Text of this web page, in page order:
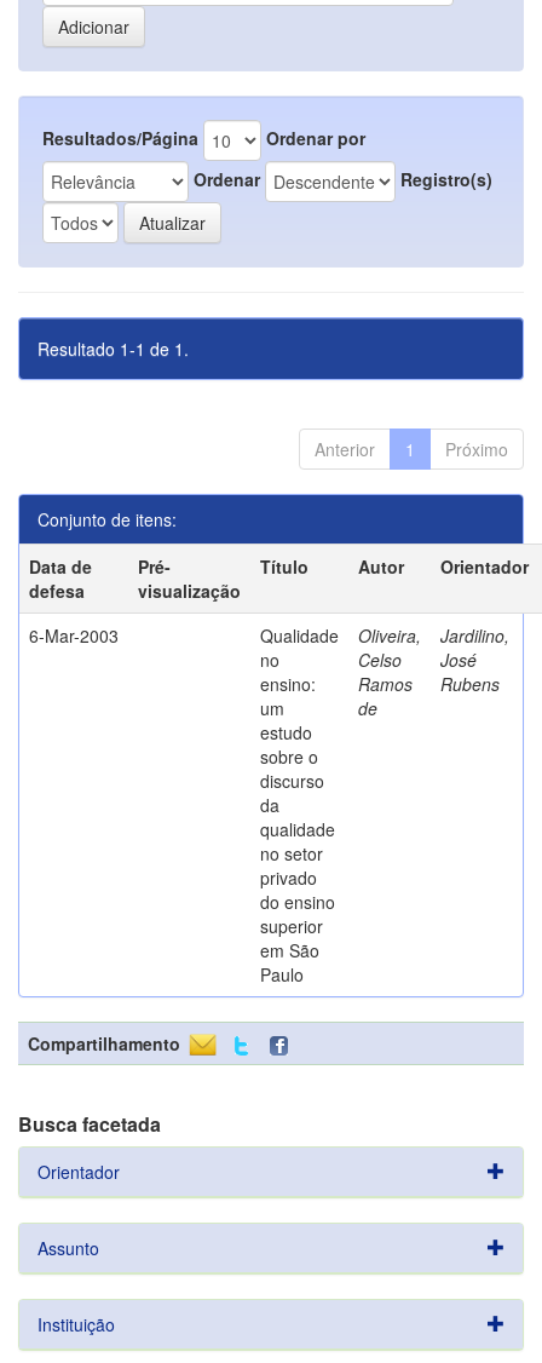
Resultados/Página
Ordenar por
Ordenar
Registro(s)
Resultado 1-1 de 1.
Anterior 1 Próximo
Conjunto de itens:
Data de
defesa
Pré-
visualização
Título Autor Orientador
6-Mar-2003
Qualidade
no
ensino:
um
estudo
sobre o
discurso
da
qualidade
no setor
privado
do ensino
superior
em São
Paulo
Oliveira,
Celso
Ramos
de
Jardilino,
José
Rubens
Compartilhamento
Busca facetada
Orientador
Assunto
Instituição